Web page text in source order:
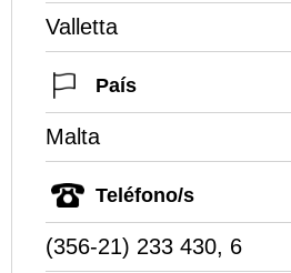
Valletta
País
Malta
Teléfono/s
(356-21) 233 430, 6